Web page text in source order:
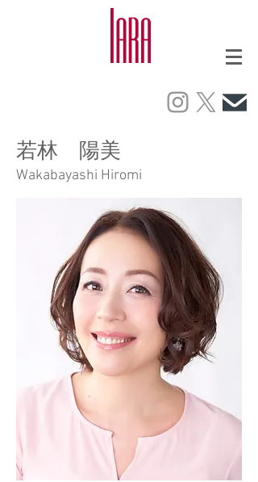
若林 陽美
Wakabayashi Hiromi